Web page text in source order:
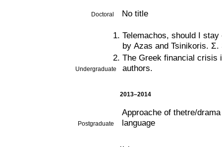
Doctoral No title
Undergraduate
Telemachos, should I
by
The Greek financial crisis
authors.
2013–2014
Postgraduate
Approache of thetre/
language